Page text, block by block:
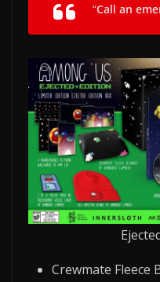
“Call an
Crewmate Fleece